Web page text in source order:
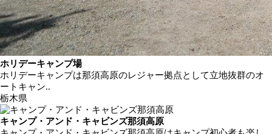
ホリデーキャンプ場
ホリデーキャンプは那須高原のレジャー拠点として立地抜群のオ
ートキャン..
栃木県
キャンプ・アンド・キャビンズ那須高原